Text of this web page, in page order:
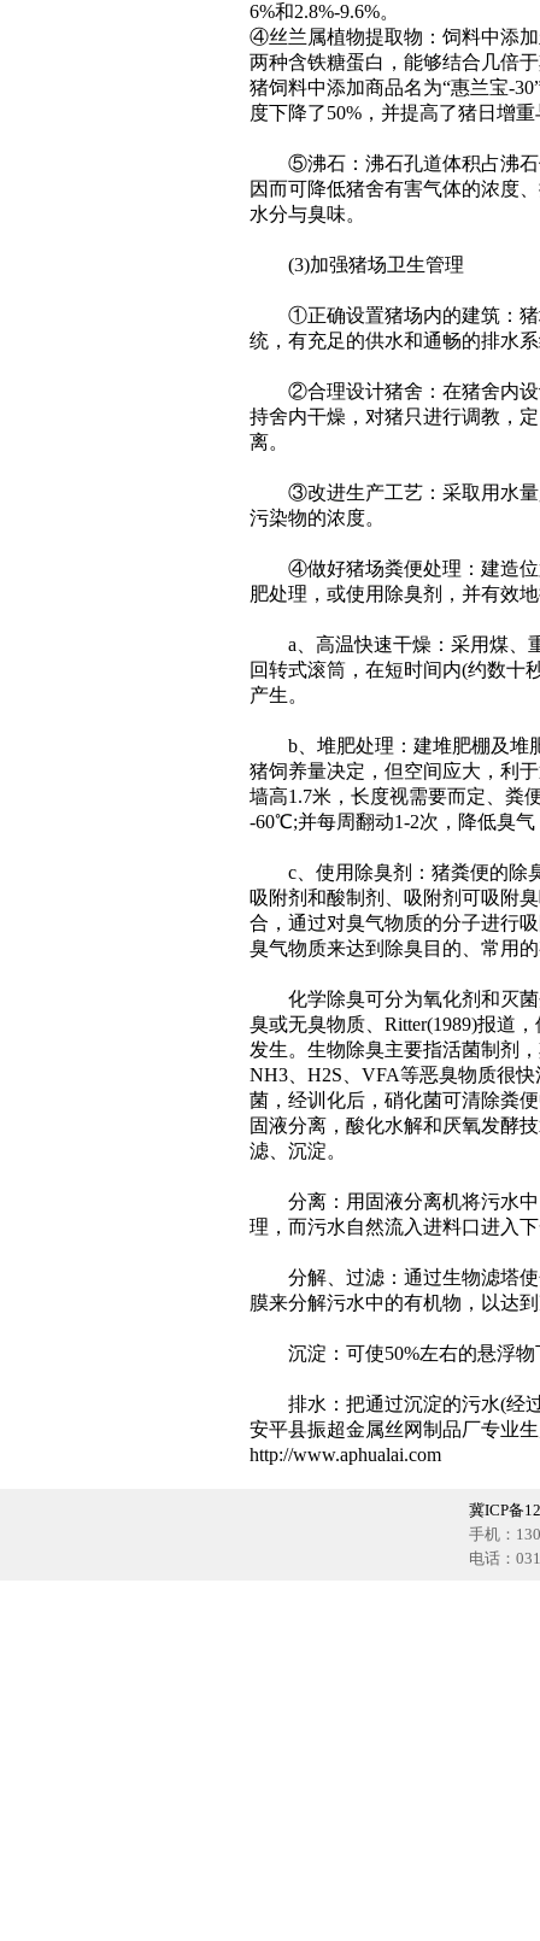
6%和2.8%-9.6%。
④丝兰属植物提取物：饲料中添
两种含铁糖蛋白，能够结合几倍
猪饲料中添加商品名为“惠兰宝-
度下降了50%，并提高了猪日增
⑤沸石：沸石孔道体积占沸石
因而可降低猪舍有害气体的浓度
水分与臭味。
(3)加强猪场卫生管理
①正确设置猪场内的建筑：猪
统，有充足的供水和通畅的排水
②合理设计猪舍：在猪舍内设
持舍内干燥，对猪只进行调教，
离。
③改进生产工艺：采取用水量
污染物的浓度。
④做好猪场粪便处理：建造位
肥处理，或使用除臭剂，并有效
a、高温快速干燥：采用煤、重
回转式滚筒，在短时间内(约数十
产生。
b、堆肥处理：建堆肥棚及堆肥
猪饲养量决定，但空间应大，利
墙高1.7米，长度视需要而定、粪
-60℃;并每周翻动1-2次，降低臭
c、使用除臭剂：猪粪便的除臭
吸附剂和酸制剂、吸附剂可吸附
合，通过对臭气物质的分子进行
臭气物质来达到除臭目的、常用
化学除臭可分为氧化剂和灭菌
臭或无臭物质、Ritter(1989)报道
发生。生物除臭主要指活菌制剂
NH3、H2S、VFA等恶臭物质很
菌，经训化后，硝化菌可清除粪
固液分离，酸化水解和厌氧发酵
滤、沉淀。
分离：用固液分离机将污水中
理，而污水自然流入进料口进入
分解、过滤：通过生物滤塔使
膜来分解污水中的有机物，以达
沉淀：可使50%左右的悬浮物
排水：把通过沉淀的污水(经过
安平县振超金属丝网制品厂专业
http://www.aphualai.com
冀ICP备
手机：
电话：